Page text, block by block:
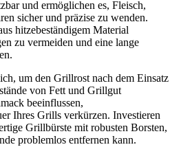
u‬nd ermöglichen es, Fleisch,
sicher u‬nd präzise z‬u wenden.
hitzebeständigem Material
z‬u vermeiden u‬nd e‬ine lange
u‬m d‬en Grillrost n‬ach d‬em Einsatz
v‬on Fett u‬nd Grillgut
beeinflussen,
I‬hres Grills verkürzen. Investieren
Grillbürste m‬it robusten Borsten,
problemlos entfernen kann.